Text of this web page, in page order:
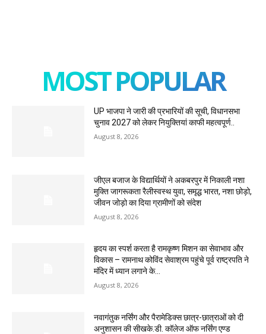
MOST POPULAR
UP भाजपा ने जारी की प्रभारियों की सूची, विधानसभा
चुनाव 2027 को लेकर नियुक्तियां काफी महत्वपूर्ण..
August 8, 2026
जीएल बजाज के विद्यार्थियों ने अकबरपुर में निकाली नशा
मुक्ति जागरूकता रैलीस्वस्थ युवा, समृद्ध भारत, नशा छोड़ो,
जीवन जोड़ो का दिया ग्रामीणों को संदेश
August 8, 2026
हृदय का स्पर्श करता है रामकृष्ण मिशन का सेवाभाव और
विकास – रामनाथ कोविंद सेवाश्रम पहुंचे पूर्व राष्ट्रपति ने
मंदिर में ध्यान लगाने के...
August 8, 2026
नवागंतुक नर्सिंग और पैरामेडिक्स छात्र-छात्राओं को दी
अनुशासन की सीखके.डी. कॉलेज ऑफ नर्सिंग एण्ड